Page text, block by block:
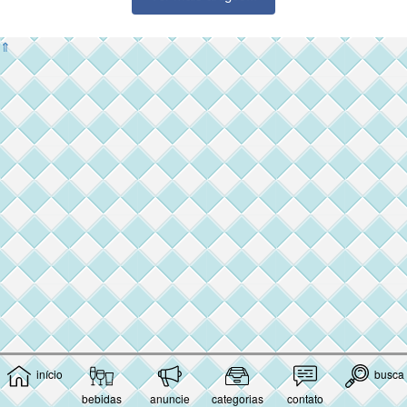
início
bebidas
anuncie categorias contato
busca
⇑